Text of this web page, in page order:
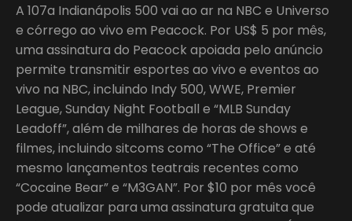
A 107a Indianápolis 500 vai ao ar na NBC e Universo
e córrego ao vivo em Peacock. Por US$ 5 por mês,
uma assinatura do Peacock apoiada pelo anúncio
permite transmitir esportes ao vivo e eventos ao
vivo na NBC, incluindo Indy 500, WWE, Premier
League, Sunday Night Football e “MLB Sunday
Leadoff”, além de milhares de horas de shows e
filmes, incluindo sitcoms como “The Office” e até
mesmo lançamentos teatrais recentes como
“Cocaine Bear” e “M3GAN”. Por $10 por mês você
pode atualizar para uma assinatura gratuita que